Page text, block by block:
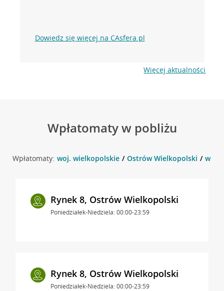
Dowiedz się więcej na CAsfera.pl
Więcej aktualności
Wpłatomaty w pobliżu
Wpłatomaty: woj. wielkopolskie Ostrów Wielkopolski w
Rynek 8, Ostrów Wielkopolski
Poniedziałek-Niedziela: 00:00-23:59
Rynek 8, Ostrów Wielkopolski
Poniedziałek-Niedziela: 00:00-23:59